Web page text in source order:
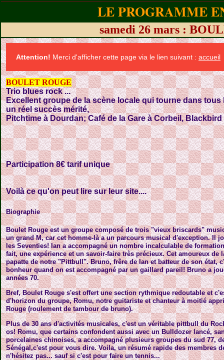
LE PROGRAMME
samedi 26 mars :
Attention! Merci d'afficher cette page via le lien suivant : accueil
BOULET ROUGE
Trio blues rock ...
Excellent groupe de la scène locale qui tourne dans
un réel succès mérité,
Pitchtime à Dourdan; Café de la Gare à Corbeil,
Participation 8€ tarif unique
Voilà ce qu'on peut lire sur leur site....
Biographie
Boulet Rouge est un groupe composé de trois "vieux briscards"
un grand M, car cet homme-là a un parcours musical d'exception. Il
les Seventies! Ian a accompagné un nombre incalculable de
fait, une expérience et un savoir-faire très précieux. Cet amoureux de
papatte de notre "Pittbull". Bruno, frêre de Ian et batteur de son état,
bonheur quand on est accompagné par un gaillard pareil! Bruno a
années 70.
Bref, Boulet Rouge s'est offert une section rythmique redoutable et
d'horizon du groupe, Romu, notre guitariste et chanteur à moitié
Rouge (roulement de tambour de bruno).
Plus de 30 ans d'activités musicales, c'est un véritable pittbull du
os! Romu, que certains confondent aussi avec un Bulldozer lancé,
porcelaines chinoises, a accompagné plusieurs groupes du sud 77,
Sénégal,c'est pour vous dire. Voila, un résumé rapide des membres
n'hésitez pas... sauf si c'est pour faire un tennis...